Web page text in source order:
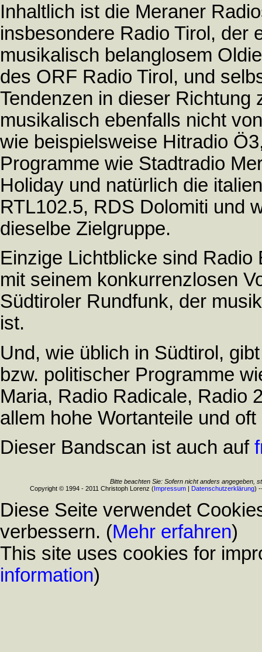
Inhaltlich ist die Meraner
insbesondere Radio Tirol, der
musikalisch belanglosem
des ORF Radio Tirol, und
Tendenzen in dieser
musikalisch ebenfalls nicht
wie beispielsweise Hitradio
Programme wie Stadtradio
Holiday und natürlich die
RTL102.5, RDS Dolomiti und
dieselbe Zielgruppe.
Einzige Lichtblicke sind
mit seinem konkurrenzlosen
Südtiroler Rundfunk, der
ist.
Und, wie üblich in Südtirol,
bzw. politischer Programme
Maria, Radio Radicale, Radio
allem hohe Wortanteile und
Dieser Bandscan ist auch auf
Bitte beachten Sie: Sofern nicht anders angegeben,
Copyright © 1994 - 2011 Christoph Lorenz (Impressum | Datenschutzerklärung)
Diese Seite verwendet
verbessern. (Mehr erfahren)
This site uses cookies for
information)